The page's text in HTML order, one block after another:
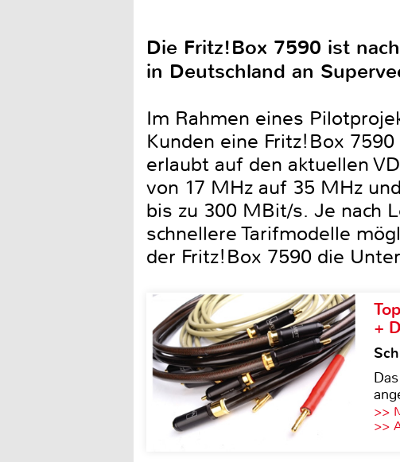
Die Fritz!Box 7590 ist
in Deutschland an
Im Rahmen eines
Kunden eine Fritz!Box
erlaubt auf den aktuellen
von 17 MHz auf 35 MHz
bis zu 300 MBit/s. Je nach
schnellere Tarifmodelle
der Fritz!Box 7590 die
+
>>
>>